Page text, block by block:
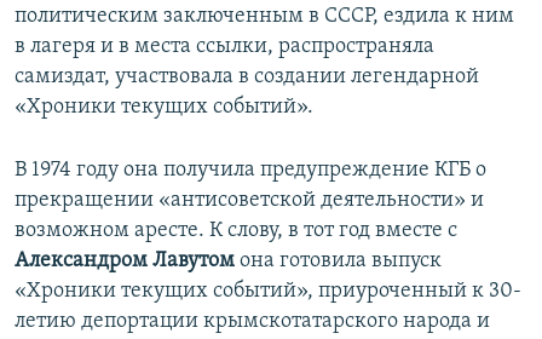
политическим заключенным в СССР, ездила к ним
в лагеря и в места ссылки, распространяла
самиздат, участвовала в создании легендарной
«Хроники текущих событий».
В 1974 году она получила предупреждение КГБ о
прекращении «антисоветской деятельности» и
возможном аресте. К слову, в тот год вместе с
Александром Лавутом она готовила выпуск
«Хроники текущих событий», приуроченный к 30-
летию депортации крымскотатарского народа и